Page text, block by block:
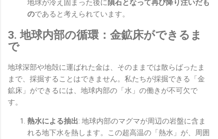
地球が冷え固まった後に隕石となって再び降り注いだも
のであると考えられています。
3. 地球内部の循環：金鉱床ができるま
で
地球深部や地殻に運ばれた金は、そのままでは散らばったま
まで、採掘することはできません。私たちが採掘できる「金
鉱床」ができるには、地球内部の「水」の働きが不可欠で
す。
熱水による抽出: 地球内部のマグマが周辺の岩盤に含ま
れる地下水を熱します。この超高温の「熱水」が、周囲